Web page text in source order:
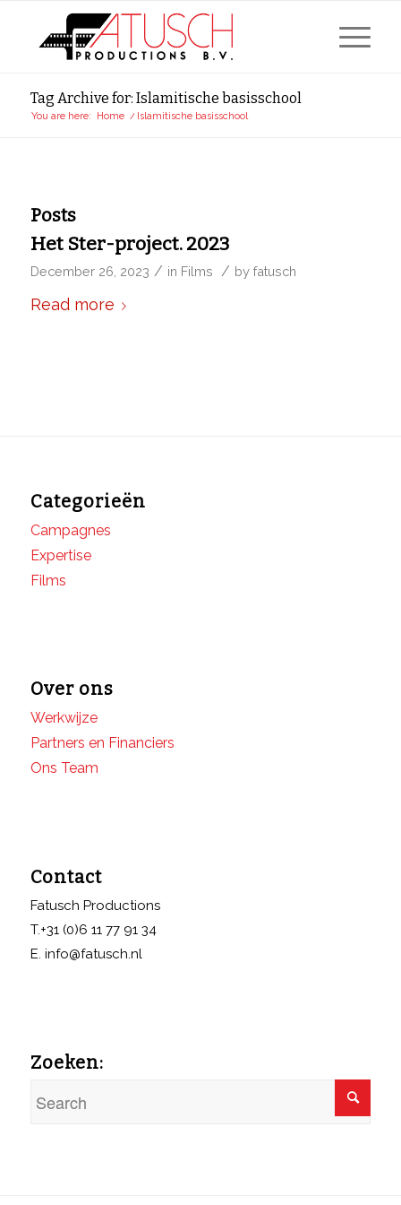
Tag Archive for: Islamitische basisschool
You are here: Home / Islamitische basisschool
Posts
Het Ster-project. 2023
December 26, 2023 / in Films / by fatusch
Read more
Categorieën
Campagnes
Expertise
Films
Over ons
Werkwijze
Partners en Financiers
Ons Team
Contact
Fatusch Productions
T.+31 (0)6 11 77 91 34
E. info@fatusch.nl
Zoeken: